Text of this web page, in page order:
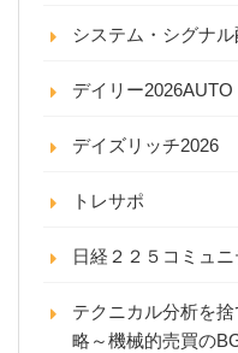
システム・シグナ
デイリー2026AUTO
デイズリッチ2026
トレサポ
日経２２５コミュ
テクニカル分析を
略～機械的売買の